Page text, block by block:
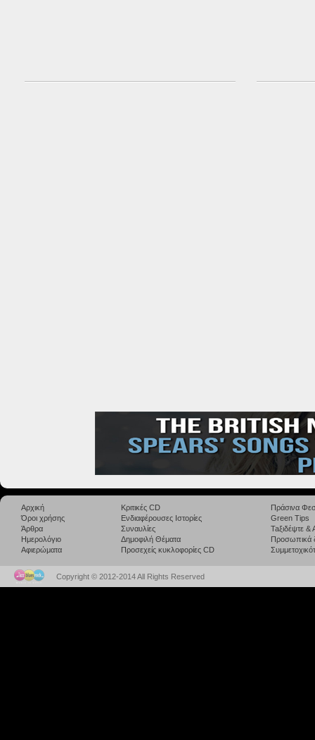
Αρχική
Όροι χρήσης
Άρθρα
Ημερολόγιο
Αφιερώματα
Κριτικές CD
Ενδιαφέρουσες Ιστορίες
Συναυλίες
Δημοφιλή Θέματα
Προσεχείς κυκλοφορίες CD
Πράσινα
Green Tips
Taξιδέψτε
Προσωπικά
Copyright © 2012-2014 All Rights Reserved